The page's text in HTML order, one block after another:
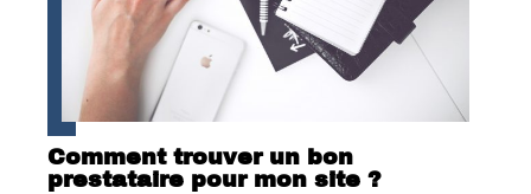
Comment trouver un bon
prestataire pour mon site ?